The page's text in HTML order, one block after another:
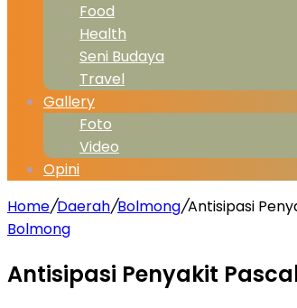
Food
Health
Seni Budaya
Travel
Gallery
Foto
Video
Opini
Home/Daerah/Bolmong/Antisipasi
Bolmong
Antisipasi Penyakit